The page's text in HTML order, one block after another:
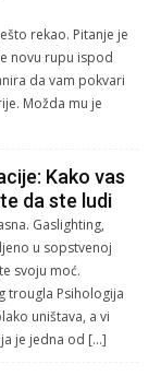
rekao. Pitanje je
novu rupu ispod
da vam pokvari
Možda mu je
Kako vas
da ste ludi
Gaslighting,
u sopstvenoj
svoju moć.
trougla Psihologija
uništava, a vi
je jedna od […]